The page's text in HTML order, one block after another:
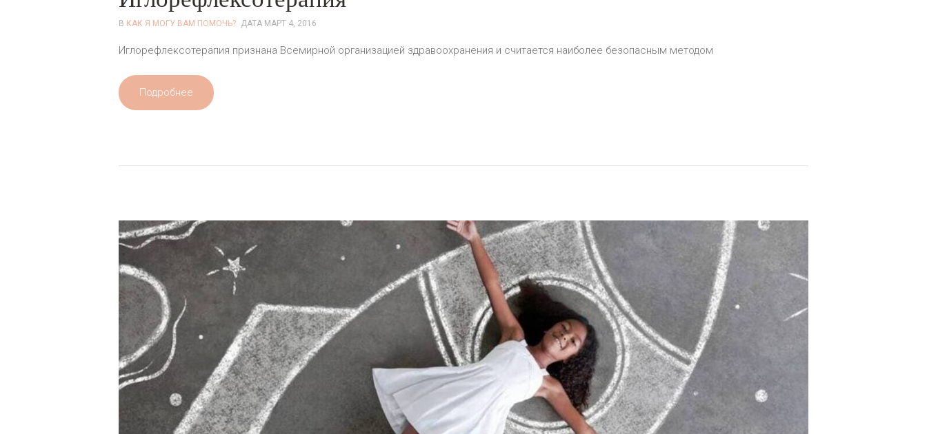
В КАК Я МОГУ ВАМ ПОМОЧЬ? ДАТА МАРТ 4, 2016
Иглорефлексотерапия признана Всемирной организацией здравоохранения и считается наиболее безопасным методом
Подробнее